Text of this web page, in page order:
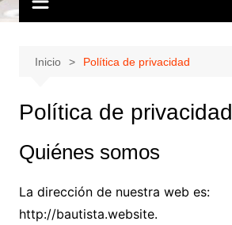
Inicio Política de privacidad
Política de privacidad
Quiénes somos
La dirección de nuestra web es:
http://bautista.website.